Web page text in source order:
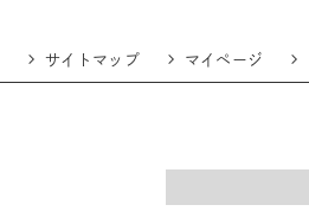
サイトマップ マイページ